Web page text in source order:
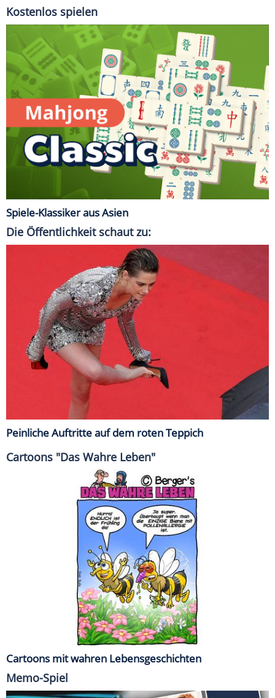
Kostenlos spielen
Spiele-Klassiker aus Asien
Die Öffentlichkeit schaut zu:
Peinliche Auftritte auf dem roten Teppich
Cartoons "Das Wahre Leben"
Cartoons mit wahren Lebensgeschichten
Memo-Spiel